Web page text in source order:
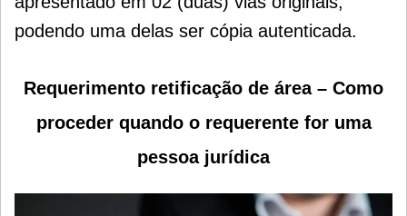
podendo uma delas ser cópia autenticada.
Requerimento retificação de área – Como
proceder quando o requerente for uma
pessoa jurídica